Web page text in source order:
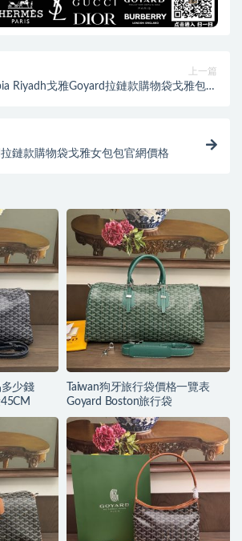
上一篇
Riyadh戈雅Goyard拉鏈款購物袋戈雅包價
鏈款購物袋戈雅女包包官網價格
少錢
Taiwan狗牙旅行袋價格一覽表
Goyard Boston旅行袋